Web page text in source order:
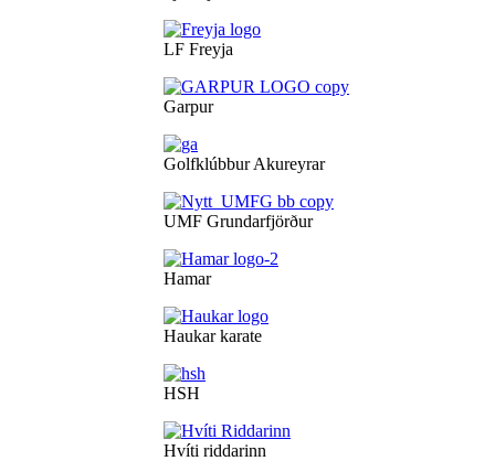
LF Freyja
Garpur
Golfklúbbur Akureyrar
UMF Grundarfjörður
Hamar
Haukar karate
HSH
Hvíti riddarinn